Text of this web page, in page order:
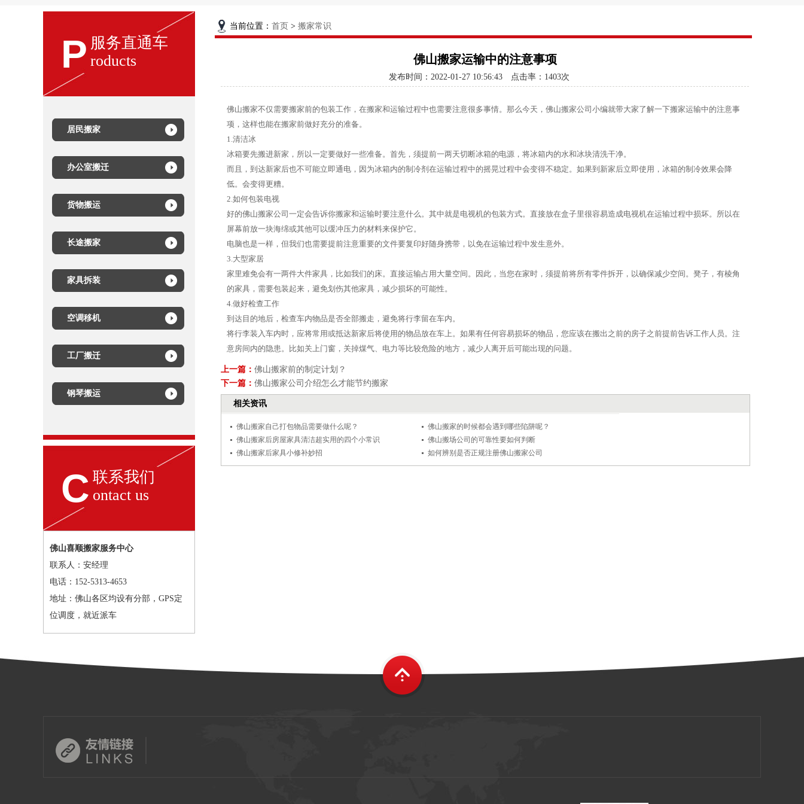
P 服务直通车
roducts
居民搬家
办公室搬迁
货物搬运
长途搬家
家具拆装
空调移机
工厂搬迁
钢琴搬运
C 联系我们
ontact us
佛山喜顺搬家服务中心
联系人：安经理
电话：152-5313-4653
地址：佛山各区均设有分部，GPS定
位调度，就近派车
当前位置： 首页 > 搬家常识
佛山搬家运输中的注意事项
发布时间：2022-01-27 10:56:43 点击率： 1403次
佛山搬家不仅需要搬家前的包装工作，在搬家和运输过程中也需要注意很多事情。那么今天，佛山搬家公司小编就带大家了解一下搬家运输中的注意事
项，这样也能在搬家前做好充分的准备。
1.清洁冰
冰箱要先搬进新家，所以一定要做好一些准备。首先，须提前一两天切断冰箱的电源，将冰箱内的水和冰块清洗干净。
而且，到达新家后也不可能立即通电，因为冰箱内的制冷剂在运输过程中的摇晃过程中会变得不稳定。如果到新家后立即使用，冰箱的制冷效果会降
低。会变得更糟。
2.如何包装电视
好的佛山搬家公司一定会告诉你搬家和运输时要注意什么。其中就是电视机的包装方式。直接放在盒子里很容易造成电视机在运输过程中损坏。所以在
屏幕前放一块海绵或其他可以缓冲压力的材料来保护它。
电脑也是一样，但我们也需要提前注意重要的文件要复印好随身携带，以免在运输过程中发生意外。
3.大型家居
家里难免会有一两件大件家具，比如我们的床。直接运输占用大量空间。因此，当您在家时，须提前将所有零件拆开，以确保减少空间。凳子，有棱角
的家具，需要包装起来，避免划伤其他家具，减少损坏的可能性。
4.做好检查工作
到达目的地后，检查车内物品是否全部搬走，避免将行李留在车内。
将行李装入车内时，应将常用或抵达新家后将使用的物品放在车上。如果有任何容易损坏的物品，您应该在搬出之前的房子之前提前告诉工作人员。注
意房间内的隐患。比如关上门窗，关掉煤气、电力等比较危险的地方，减少人离开后可能出现的问题。
上一篇： 佛山搬家前的制定计划？
下一篇： 佛山搬家公司介绍怎么才能节约搬家
相关资讯
佛山搬家自己打包物品需要做什么呢？
佛山搬家的时候都会遇到哪些陷阱呢？
佛山搬家后房屋家具清洁超实用的四个小常识
佛山搬场公司的可靠性要如何判断
佛山搬家后家具小修补妙招
如何辨别是否正规注册佛山搬家公司